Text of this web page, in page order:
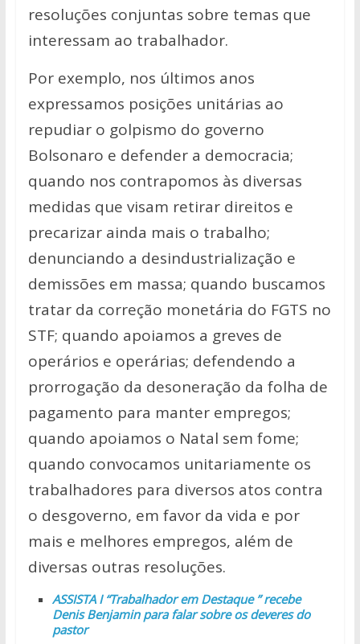
resoluções conjuntas sobre temas que
interessam ao trabalhador.
Por exemplo, nos últimos anos
expressamos posições unitárias ao
repudiar o golpismo do governo
Bolsonaro e defender a democracia;
quando nos contrapomos às diversas
medidas que visam retirar direitos e
precarizar ainda mais o trabalho;
denunciando a desindustrialização e
demissões em massa; quando buscamos
tratar da correção monetária do FGTS no
STF; quando apoiamos a greves de
operários e operárias; defendendo a
prorrogação da desoneração da folha de
pagamento para manter empregos;
quando apoiamos o Natal sem fome;
quando convocamos unitariamente os
trabalhadores para diversos atos contra
o desgoverno, em favor da vida e por
mais e melhores empregos, além de
diversas outras resoluções.
ASSISTA I “Trabalhador em Destaque ” recebe
Denis Benjamin para falar sobre os deveres do
pastor